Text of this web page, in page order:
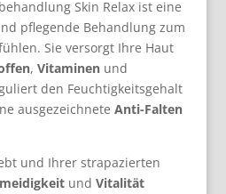
Skin Relax ist eine
pflegende Behandlung zum
Sie versorgt Ihre Haut
, Vitaminen und
den Feuchtigkeitsgehalt
ausgezeichnete Anti-Falten
und Ihrer strapazierten
und Vitalität